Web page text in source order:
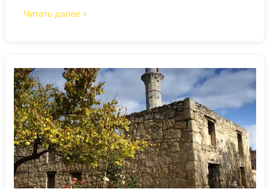
Турецкие
—
средневековый
хамам
Читать далее »